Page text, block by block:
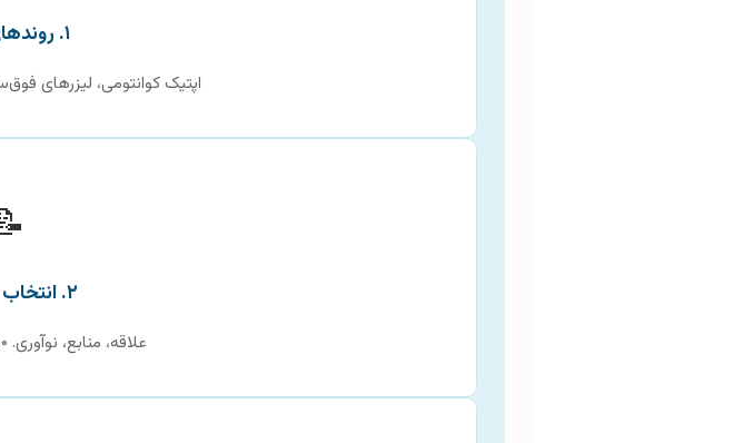
۱. روندهای نوین
اپتیک کوانتومی، لیزرهای
۲. انتخاب موضوع
علاقه، منابع، نوآوری. ۱۰ موضوع پیشنهادی.